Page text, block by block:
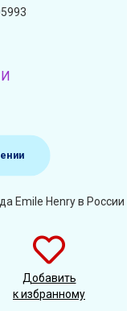
Emile Henry в России
Добавить
к избранному